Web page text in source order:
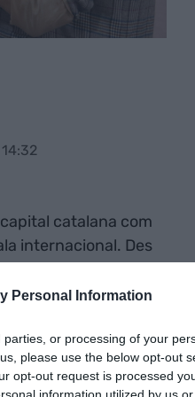
Personal Information
or processing of your
please use the below opt-out
opt-out request is processed
catalana com
internacional. Des
de Fira de
de l’any passat.
de Montjuïc. Un 20%